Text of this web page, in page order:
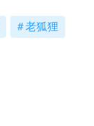
老狐狸